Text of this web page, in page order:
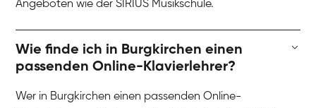
Angeboten wie der SIRIUS Musikschule.
Wie finde ich in Burgkirchen einen
passenden Online-Klavierlehrer?
Wer in Burgkirchen einen passenden Online-